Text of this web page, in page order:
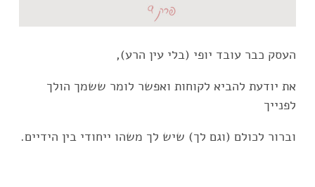
העסק כבר עובד יופי (בלי עין הרע),
את יודעת להביא לקוחות ואפשר לומר ששמך הולך
לפנייך
וברור לכולם (וגם לך) שיש לך משהו ייחודי בין הידיים.